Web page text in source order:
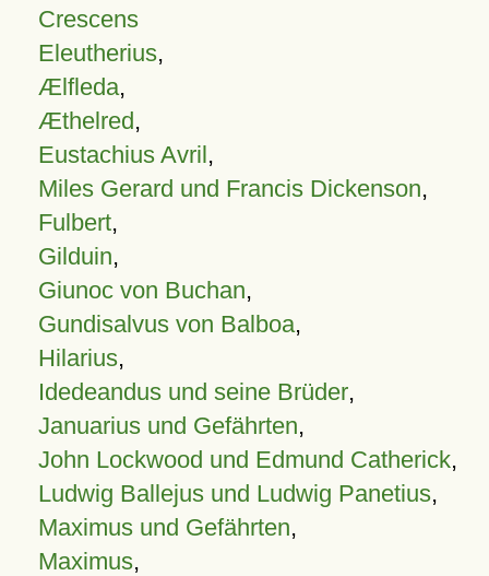
Crescens
Eleutherius,
Ælfleda,
Æthelred,
Eustachius Avril,
Miles Gerard und Francis Dickenson,
Fulbert,
Gilduin,
Giunoc von Buchan,
Gundisalvus von Balboa,
Hilarius,
Idedeandus und seine Brüder,
Januarius und Gefährten,
John Lockwood und Edmund Catherick,
Ludwig Ballejus und Ludwig Panetius,
Maximus und Gefährten,
Maximus,